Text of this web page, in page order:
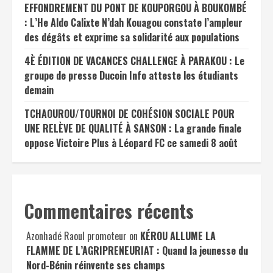
EFFONDREMENT DU PONT DE KOUPORGOU À BOUKOMBÉ
: L’He Aldo Calixte N’dah Kouagou constate l’ampleur
des dégâts et exprime sa solidarité aux populations
4È ÉDITION DE VACANCES CHALLENGE À PARAKOU : Le
groupe de presse Ducoin Info atteste les étudiants
demain
TCHAOUROU/TOURNOI DE COHÉSION SOCIALE POUR
UNE RELÈVE DE QUALITÉ À SANSON : La grande finale
oppose Victoire Plus à Léopard FC ce samedi 8 août
Commentaires récents
Azonhadé Raoul promoteur on KÉROU ALLUME LA
FLAMME DE L’AGRIPRENEURIAT : Quand la jeunesse du
Nord-Bénin réinvente ses champs